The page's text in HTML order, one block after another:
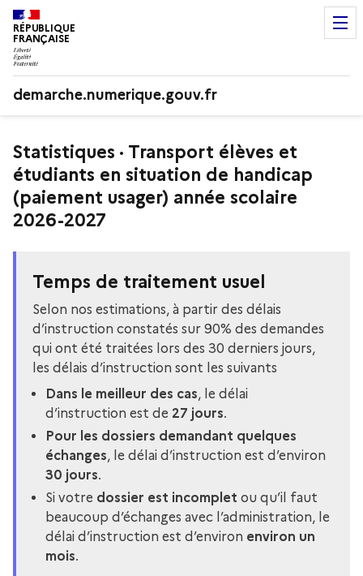
RÉPUBLIQUE
FRANÇAISE
demarche.numerique.gouv.fr
Statistiques · Transport élèves et
étudiants en situation de handicap
(paiement usager) année scolaire
2026-2027
Temps de traitement usuel
Selon nos estimations, à partir des délais
d’instruction constatés sur 90% des demandes
qui ont été traitées lors des 30 derniers jours,
les délais d’instruction sont les suivants
Dans le meilleur des cas, le délai
d’instruction est de 27 jours.
Pour les dossiers demandant quelques
échanges, le délai d’instruction est d’environ
30 jours.
Si votre dossier est incomplet ou qu’il faut
beaucoup d’échanges avec l’administration, le
délai d’instruction est d’environ environ un
mois.